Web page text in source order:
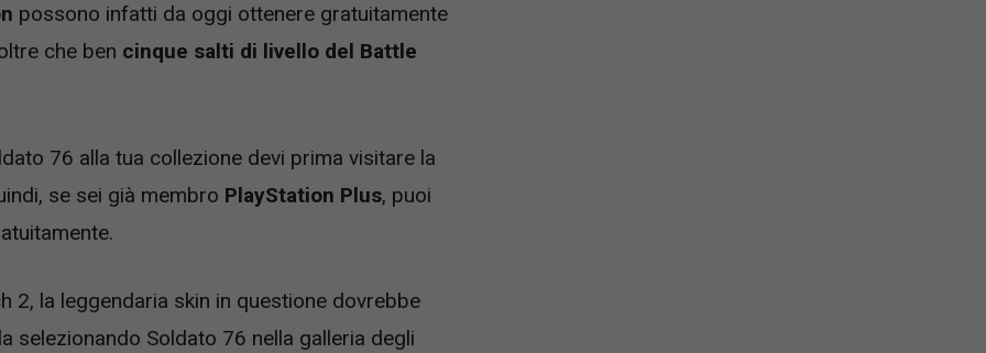
possono infatti da oggi ottenere gratuitamente
che ben cinque salti di livello del Battle
76 alla tua collezione devi prima visitare la
se sei già membro PlayStation Plus, puoi
2, la leggendaria skin in questione dovrebbe
selezionando Soldato 76 nella galleria degli